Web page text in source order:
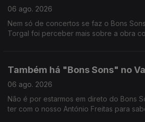
06 ago. 2026
Nem só de concertos se faz o Bons
Torgal foi perceber mais sobre a obra
Também há "Bons Sons" no
06 ago. 2026
Não é por estarmos em direto do Bons
ter com o nosso António Freitas para